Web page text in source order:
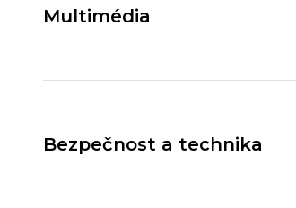
Multimédia
Bezpečnost a technika